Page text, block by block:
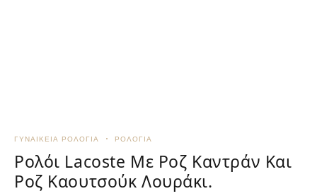
ΓΥΝΑΙΚΕΊΑ ΡΟΛΌΓΙΑ ΡΟΛΌΓΙΑ
Ρολόι Lacoste Με Ροζ Καντράν Και
Ροζ Καουτσούκ Λουράκι.